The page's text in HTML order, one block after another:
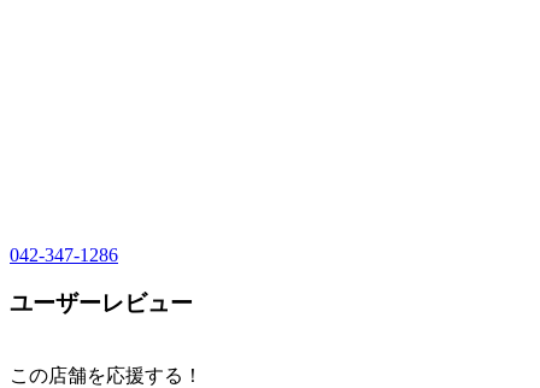
042-347-1286
ユーザーレビュー
この店舗を応援する！